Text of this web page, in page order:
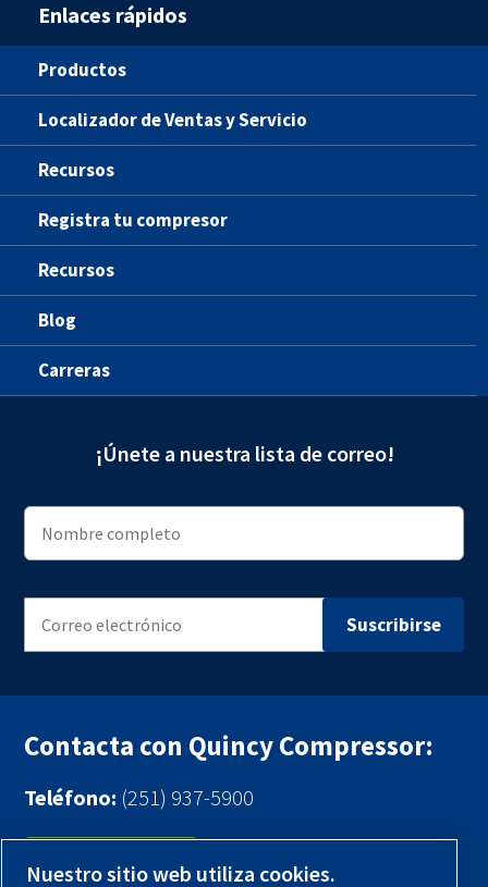
Enlaces rápidos
Productos
Localizador de Ventas y Servicio
Recursos
Registra tu compresor
Recursos
Blog
Carreras
¡Únete a nuestra lista de correo!
Contacta con Quincy Compressor:
Teléfono: (251) 937-5900
Contáctenos
Nuestro sitio web utiliza cookies.